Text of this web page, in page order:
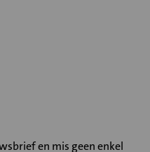
en mis geen enkel